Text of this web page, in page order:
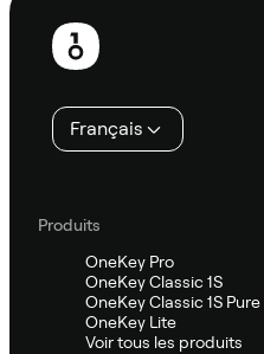
Pied
page
Français
Produits
OneKey Pro
OneKey Classic 1S
OneKey Classic 1S Pure
OneKey Lite
Voir tous les produits